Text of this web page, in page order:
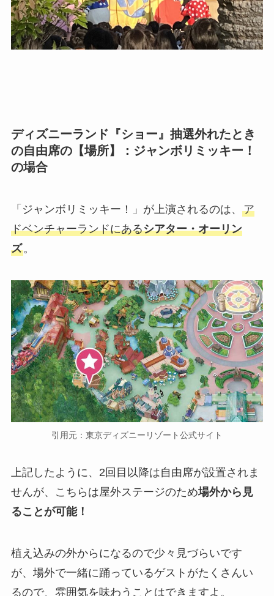
ディズニーランド『ショー』抽選外れたとき
の自由席の【場所】：ジャンボリミッキー！
の場合
「ジャンボリミッキー！」が上演されるのは、 ア
ドベンチャーランドにあるシアター・オーリン
ズ。
引用元：東京ディズニーリゾート公式サイト
上記したように、2回目以降は自由席が設置されま
せんが、こちらは屋外ステージのため場外から見
ることが可能！
植え込みの外からになるので少々見づらいです
が、場外で一緒に踊っているゲストがたくさんい
るので、雰囲気を味わうことはできますよ。